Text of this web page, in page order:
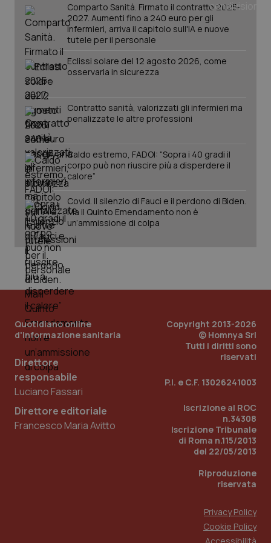
Salute orale & impianti
Sangue & coagulazione
Tiroide
Tumore al seno
Tumore ovarico
Tumori del Polmone & Testa Collo
Tumori gastrointestinali
Ulcera & Reflusso
Vaccini
Comparto Sanità. Firmato il contratto 2025-
2027. Aumenti fino a 240 euro per gli
infermieri, arriva il capitolo sull'IA e nuove
tutele per il personale
Eclissi solare del 12 agosto 2026, come
osservarla in sicurezza
Contratto sanità, valorizzati gli infermieri ma
penalizzate le altre professioni
Caldo estremo, FADOI: “Sopra i 40 gradi il
corpo può non riuscire più a disperdere il
calore”
Covid. Il silenzio di Fauci e il perdono di Biden.
Ma il Quinto Emendamento non è
un’ammissione di colpa
Quotidiano online
d'informazione sanitaria
Direttore
responsabile
Luciano Fassari
Direttore editoriale
Francesco Maria Avitto
Copyright 2013-2026
© Homnya Srl
Tutti i diritti sono
riservati
P.I. e C.F. 13026241003
Iscrizione al ROC
n.34308
Iscrizione Tribunale
di Roma n.115/2013
del 22/05/2013
Riproduzione
riservata
Privacy Policy
Cookie Policy
CookieScriptConsent
CookieScript
tracking-sites-ironfish-
tracking-enable
2
tracking-sites-ironfish-
session-id
www.quotidianosanita.it
2
_ga
Google LLC
1
mese